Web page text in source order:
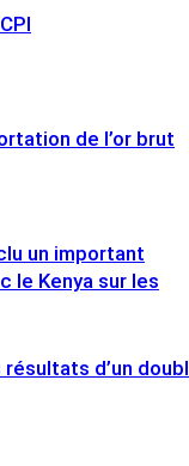
de l’or brut
un important
le Kenya sur les
d’un